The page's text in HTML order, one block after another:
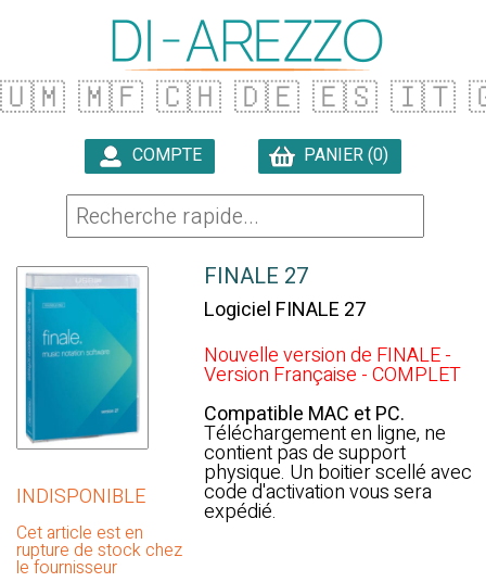
🇺🇲 🇲🇫 🇨🇭 🇩🇪 🇪🇸 🇮🇹
COMPTE PANIER (0)
INDISPONIBLE
Cet article est en
rupture de stock chez
le fournisseur
FINALE 27
Logiciel FINALE 27
Nouvelle version de FINALE -
Version Française - COMPLET
Compatible MAC et PC.
Téléchargement en ligne, ne
contient pas de support
physique. Un boitier scellé avec
code d'activation vous sera
expédié.